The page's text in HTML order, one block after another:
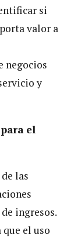
si
valor a
negocios
y
el
las
ingresos.
el uso